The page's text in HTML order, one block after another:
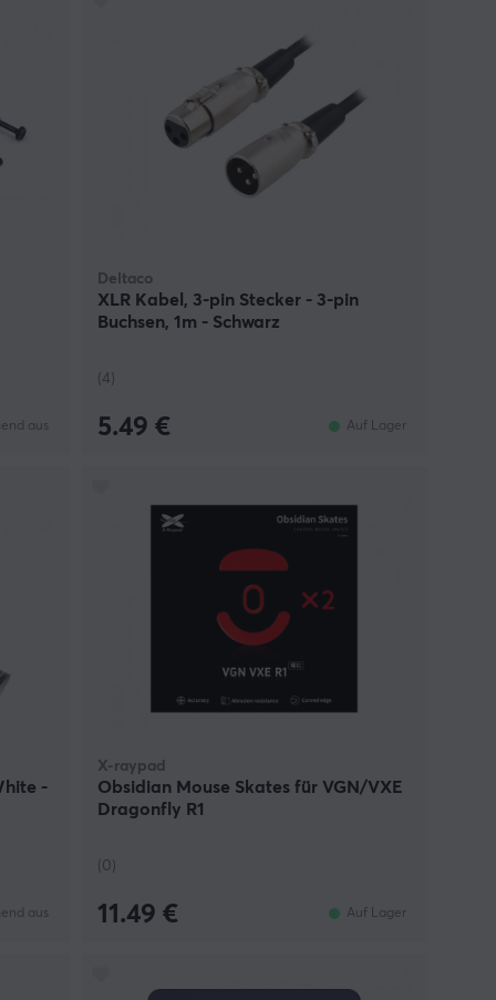
aus
Deltaco
XLR Kabel, 3-pin Stecker - 3-pin
Buchsen, 1m - Schwarz
(4)
5.49 € Auf Lager
-
aus
X-raypad
Obsidian Mouse Skates für VGN/VXE
Dragonfly R1
(0)
11.49 € Auf Lager